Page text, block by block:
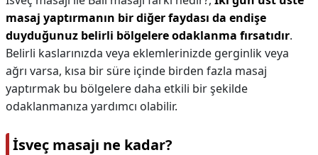
masaj yaptırmanın bir diğer faydası da endişe
duyduğunuz belirli bölgelere odaklanma fırsatıdır.
Belirli kaslarınızda veya eklemlerinizde gerginlik veya
ağrı varsa, kısa bir süre içinde birden fazla masaj
yaptırmak bu bölgelere daha etkili bir şekilde
odaklanmanıza yardımcı olabilir.
İsveç masajı ne kadar?